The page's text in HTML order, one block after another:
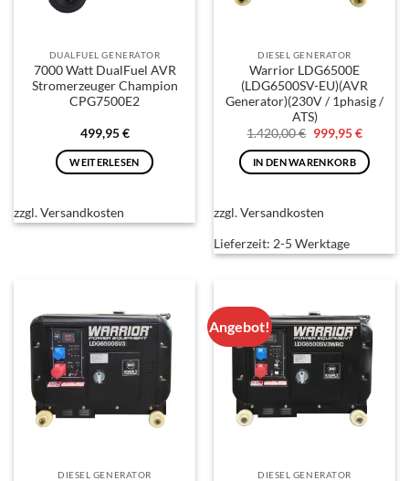
DUALFUEL GENERATOR
7000 Watt DualFuel AVR
Stromerzeuger Champion
CPG7500E2
499,95€
WEITERLESEN
zzgl.Versandkosten
DIESEL GENERATOR
Warrior LDG6500E
(LDG6500SV-EU)(AVR
Generator)(230V / 1phasig /
ATS)
1.420,00€ Ursprünglicher
Preis
war:
1.420,00 €
999,95€
ist:
999,95
IN DEN WARENKORB
zzgl.Versandkosten
Lieferzeit: 2-5 Werktage
DIESEL GENERATOR
Angebot!
DIESEL GENERATOR